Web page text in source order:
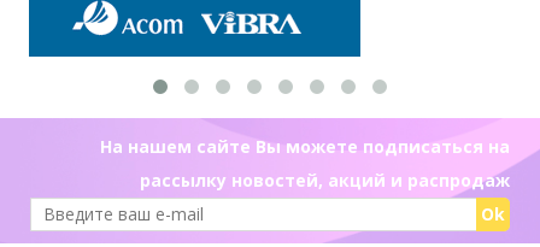
На нашем сайте Вы можете подписаться на
рассылку новостей, акций и распродаж
Ok